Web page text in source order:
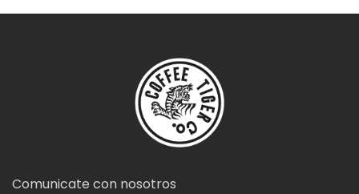
Comunicate con nosotros